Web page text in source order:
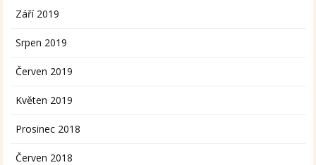
Září 2019
Srpen 2019
Červen 2019
Květen 2019
Prosinec 2018
Červen 2018